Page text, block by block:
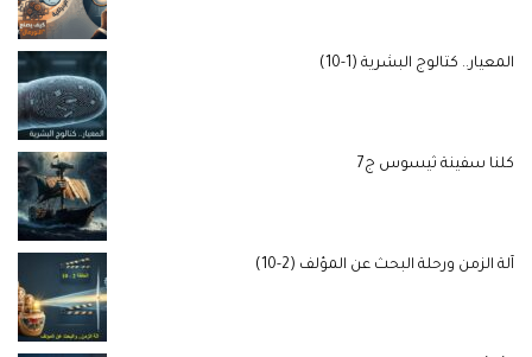
المعيار.. كتالوج البشرية (1-10)
كلنا سفينة ثيسوس ج7
آلة الزمن ورحلة البحث عن المؤلف (2-10)